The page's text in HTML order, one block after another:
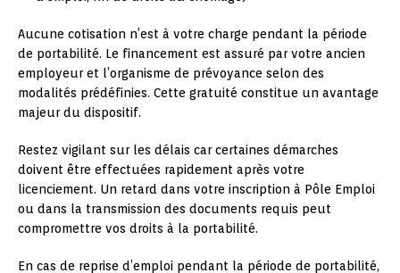
Aucune cotisation n’est à votre charge pendant la période
de portabilité. Le financement est assuré par votre ancien
employeur et l’organisme de prévoyance selon des
modalités prédéfinies. Cette gratuité constitue un avantage
majeur du dispositif.
Restez vigilant sur les délais car certaines démarches
doivent être effectuées rapidement après votre
licenciement. Un retard dans votre inscription à Pôle Emploi
ou dans la transmission des documents requis peut
compromettre vos droits à la portabilité.
En cas de reprise d’emploi pendant la période de portabilité,